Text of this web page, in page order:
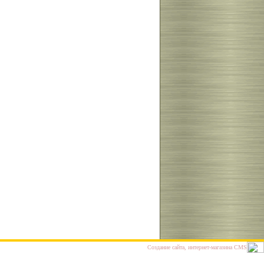
Cоздание сайта, интернет-магазина CMS